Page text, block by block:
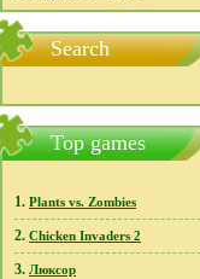
Search
Top games
1. Plants vs. Zombies
2. Chicken Invaders 2
3. Люксор